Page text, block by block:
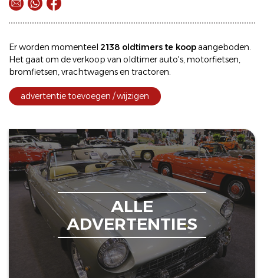
Er worden momenteel 2138 oldtimers te koopaangeboden.
Het gaat om deverkoop van oldtimerauto's,motorfietsen,
bromfietsen,vrachtwagens en tractoren.
advertentie toevoegen / wijzigen
ALLE
ADVERTENTIES